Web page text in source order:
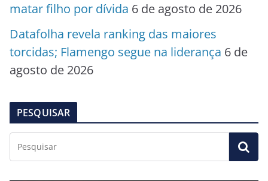
matar filho por dívida 6 de agosto de 2026
Datafolha revela ranking das maiores
torcidas; Flamengo segue na liderança 6 de
agosto de 2026
PESQUISAR